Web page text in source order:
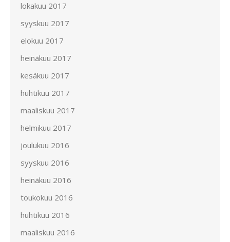
lokakuu 2017
syyskuu 2017
elokuu 2017
heinäkuu 2017
kesäkuu 2017
huhtikuu 2017
maaliskuu 2017
helmikuu 2017
joulukuu 2016
syyskuu 2016
heinäkuu 2016
toukokuu 2016
huhtikuu 2016
maaliskuu 2016